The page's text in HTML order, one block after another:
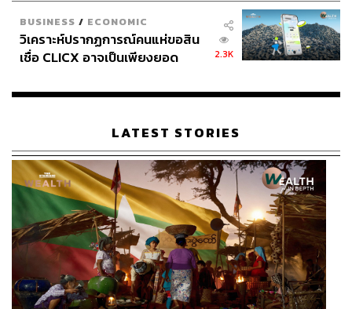
BUSINESS / ECONOMIC
วิเคราะห์ปรากฏการณ์คนแห่ขอสิน
เชื่อ CLICX อาจเป็นเพียงยอด
เรือนไทยที่ถูกซุกไว้
2.3K
LATEST STORIES